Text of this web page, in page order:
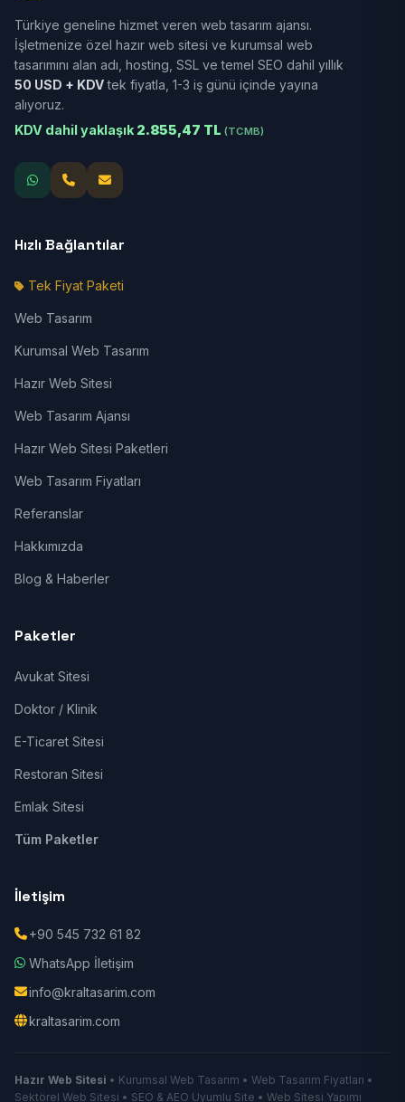
Türkiye geneline hizmet veren web tasarım ajansı.
İşletmenize özel hazır web sitesi ve kurumsal web
tasarımını alan adı, hosting, SSL ve temel SEO dahil yıllık
50 USD + KDVtek fiyatla, 1-3 iş günü içinde yayına
alıyoruz.
KDV dahil yaklaşık 2.855,47 TL (TCMB)
Hızlı Bağlantılar
Tek Fiyat Paketi
Web Tasarım
Kurumsal Web Tasarım
Hazır Web Sitesi
Web Tasarım Ajansı
Hazır Web Sitesi Paketleri
Web Tasarım Fiyatları
Referanslar
Hakkımızda
Blog & Haberler
Paketler
Avukat Sitesi
Doktor / Klinik
E-Ticaret Sitesi
Restoran Sitesi
Emlak Sitesi
Tüm Paketler
İletişim
+90 545 732 61 82
WhatsApp İletişim
info@kraltasarim.com
kraltasarim.com
Hazır Web Sitesi • Kurumsal Web Tasarım • Web Tasarım Fiyatları •
Sektörel Web Sitesi • SEO & AEO Uyumlu Site • Web Sitesi Yapımı